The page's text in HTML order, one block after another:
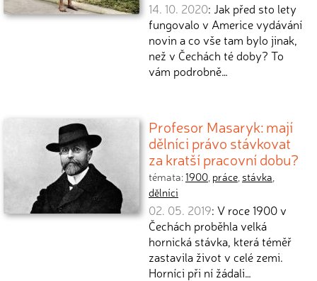
14. 10. 2020: Jak před sto lety
fungovalo v Americe vydávání
novin a co vše tam bylo jinak,
než v Čechách té doby? To
vám podrobně…
Profesor Masaryk: mají
dělníci právo stávkovat
za kratší pracovní dobu?
témata:1900, práce, stávka,
dělníci
02. 05. 2019: V roce 1900 v
Čechách proběhla velká
hornická stávka, která téměř
zastavila život v celé zemi.
Horníci při ní žádali…